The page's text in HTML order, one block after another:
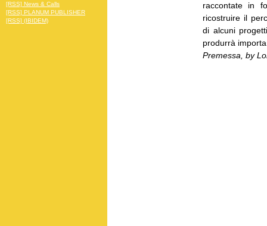
raccontate in
ricostruire il
di alcuni
produrrà
Premessa, by
[RSS] News & Calls
[RSS] PLANUM PUBLISHER
[RSS] (IBIDEM)